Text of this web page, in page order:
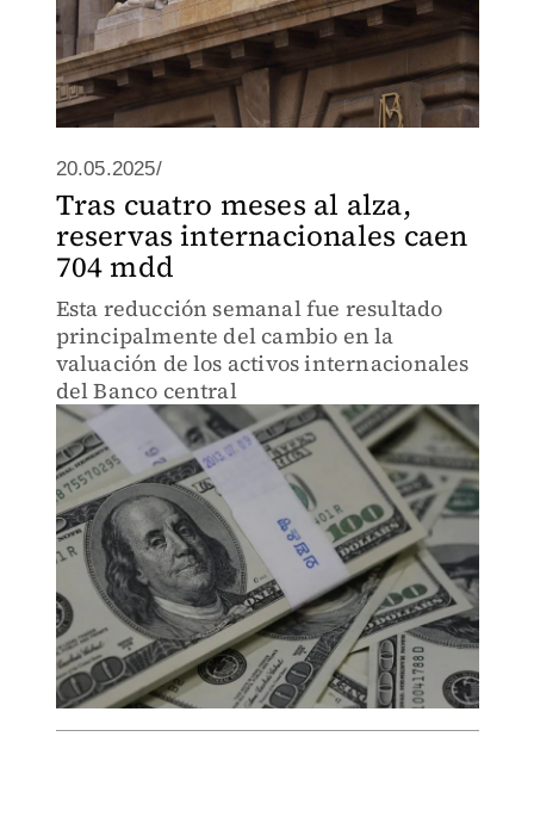
20.05.2025/
Tras cuatro meses al alza,
reservas internacionales caen
704 mdd
Esta reducción semanal fue resultado
principalmente del cambio en la
valuación de los activos internacionales
del Banco central